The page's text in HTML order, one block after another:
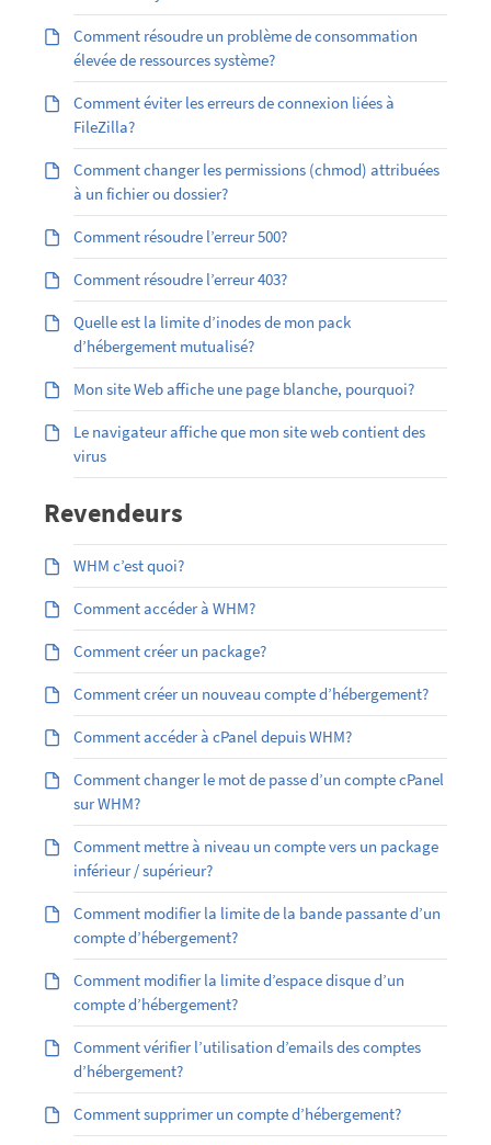
Comment résoudre un problème de consommation
élevée de ressources système?
Comment éviter les erreurs de connexion liées à
FileZilla?
Comment changer les permissions (chmod) attribuées
à un fichier ou dossier?
Comment résoudre l’erreur 500?
Comment résoudre l’erreur 403?
Quelle est la limite d’inodes de mon pack
d’hébergement mutualisé?
Mon site Web affiche une page blanche, pourquoi?
Le navigateur affiche que mon site web contient des
virus
Revendeurs
WHM c’est quoi?
Comment accéder à WHM?
Comment créer un package?
Comment créer un nouveau compte d’hébergement?
Comment accéder à cPanel depuis WHM?
Comment changer le mot de passe d’un compte cPanel
sur WHM?
Comment mettre à niveau un compte vers un package
inférieur / supérieur?
Comment modifier la limite de la bande passante d’un
compte d’hébergement?
Comment modifier la limite d’espace disque d’un
compte d’hébergement?
Comment vérifier l’utilisation d’emails des comptes
d’hébergement?
Comment supprimer un compte d’hébergement?